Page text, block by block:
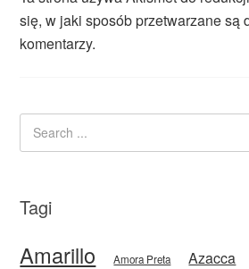
się, w jaki sposób przetwarzane są
komentarzy.
Tagi
Amarillo Amora Preta Azacca